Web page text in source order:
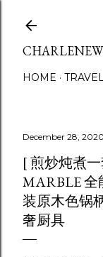
HOME
December 28, 2020
[ 煎炒炖煮
MARBLE 全
装原木色锅
奢厨具